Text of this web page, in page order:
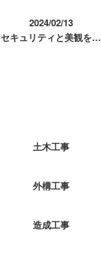
2024/02/13
セキュリティと美観を…
土木工事
外構工事
造成工事